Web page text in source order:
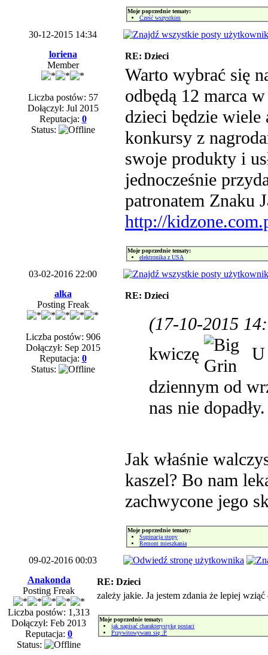
Moje poprzednie tematy:
Cześć wszystkim
30-12-2015 14:34
loriena
Member
Liczba postów: 57
Dołączył: Jul 2015
Reputacja: 0
Status:
RE: Dzieci
Warto wybrać się
odbędą 12 marca
dzieci będzie
konkursy z
swoje produkty i
jednocześnie
patronatem Znaku
http://
Moje poprzednie tematy:
elektronika z USA
03-02-2016 22:00
alka
Posting Freak
Liczba postów: 906
Dołączył: Sep 2015
Reputacja: 0
Status:
RE: Dzieci
(17-10-2015
kwiczę
U
dziennym od
nas nie dopadły.
Jak właśnie
kaszel? Bo nam
zachwycone jego
Moje poprzednie tematy:
Supinacja stopy
Remont mieszkania
09-02-2016 00:03
Anakonda
Posting Freak
Liczba postów: 1,313
Dołączył: Feb 2013
Reputacja: 0
Status:
RE: Dzieci
zależy jakie. Ja jestem zdania że lepiej
Moje poprzednie tematy:
jak napisać charakterystykę postaci
Przywitowywam się :P